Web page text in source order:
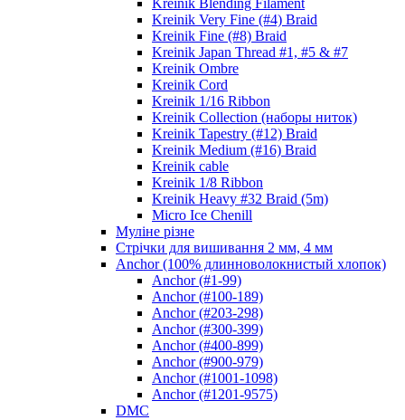
Kreinik Very Fine (#4) Braid
Kreinik Fine (#8) Braid
Kreinik Japan Thread #1, #5 & #7
Kreinik Ombre
Kreinik Cord
Kreinik 1/16 Ribbon
Kreinik Collection (наборы ниток)
Kreinik Tapestry (#12) Braid
Kreinik Medium (#16) Braid
Kreinik cable
Kreinik 1/8 Ribbon
Kreinik Heavy #32 Braid (5m)
Micro Ice Chenill
Муліне різне
Стрічки для вишивання 2 мм, 4 мм
Anchor (100% длинноволокнистый хлопок)
Anchor (#1-99)
Anchor (#100-189)
Anchor (#203-298)
Anchor (#300-399)
Anchor (#400-899)
Anchor (#900-979)
Anchor (#1001-1098)
Anchor (#1201-9575)
DMC